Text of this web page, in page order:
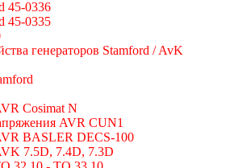
45-0336
45-0335
генераторов Stamford / AvK
Cosimat N
AVR CUN1
BASLER DECS-100
7.5D, 7.4D, 7.3D